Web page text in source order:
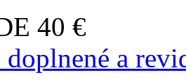
40 €
a